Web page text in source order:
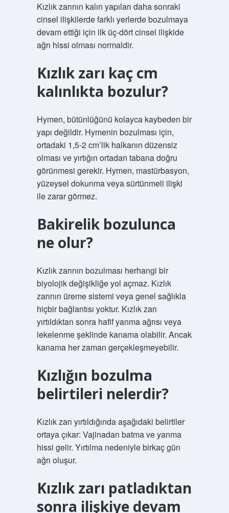
Kızlık zarının kalın yapıları daha sonraki
cinsel ilişkilerde farklı yerlerde bozulmaya
devam ettiği için ilk üç-dört cinsel ilişkide
ağrı hissi olması normaldir.
Kızlık zarı kaç cm
kalınlıkta bozulur?
Hymen, bütünlüğünü kolayca kaybeden bir
yapı değildir. Hymenin bozulması için,
ortadaki 1,5-2 cm’lik halkanın düzensiz
olması ve yırtığın ortadan tabana doğru
görünmesi gerekir. Hymen, mastürbasyon,
yüzeysel dokunma veya sürtünmeli ilişki
ile zarar görmez.
Bakirelik bozulunca
ne olur?
Kızlık zarının bozulması herhangi bir
biyolojik değişikliğe yol açmaz. Kızlık
zarının üreme sistemi veya genel sağlıkla
hiçbir bağlantısı yoktur. Kızlık zarı
yırtıldıktan sonra hafif yanma ağrısı veya
lekelenme şeklinde kanama olabilir. Ancak
kanama her zaman gerçekleşmeyebilir.
Kızlığın bozulma
belirtileri nelerdir?
Kızlık zarı yırtıldığında aşağıdaki belirtiler
ortaya çıkar: Vajinadan batma ve yanma
hissi gelir. Yırtılma nedeniyle birkaç gün
ağrı oluşur.
Kızlık zarı patladıktan
sonra ilişkiye devam